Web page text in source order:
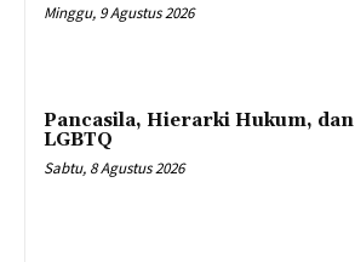
Minggu, 9 Agustus 2026
Pancasila, Hierarki Hukum, dan
LGBTQ
Sabtu, 8 Agustus 2026